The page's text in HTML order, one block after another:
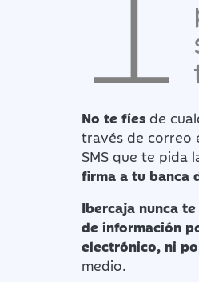
No te fíes de
través de correo
SMS que te pida
firma a tu banca
Ibercaja nunca
de información
electrónico, ni
medio.